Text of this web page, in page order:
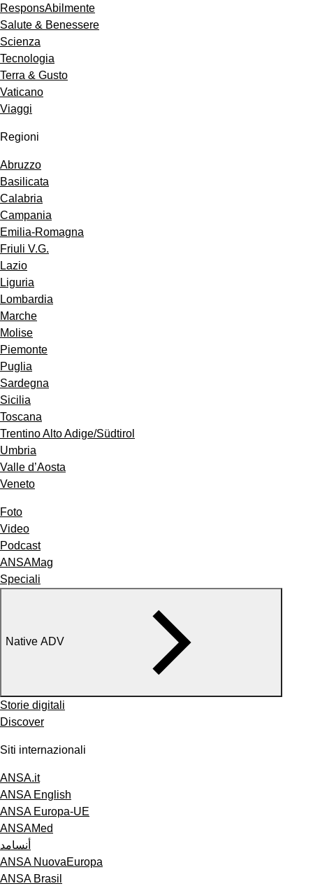
ResponsAbilmente
Salute & Benessere
Scienza
Tecnologia
Terra & Gusto
Vaticano
Viaggi
Regioni
Abruzzo
Basilicata
Calabria
Campania
Emilia-Romagna
Friuli V.G.
Lazio
Liguria
Lombardia
Marche
Molise
Piemonte
Puglia
Sardegna
Sicilia
Toscana
Trentino Alto Adige/Südtirol
Umbria
Valle d’Aosta
Veneto
Foto
Video
Podcast
ANSAMag
Speciali
Native ADV
Storie digitali
Discover
Siti internazionali
ANSA.it
ANSA English
ANSA Europa-UE
ANSAMed
أنسامد
ANSA NuovaEuropa
ANSA Brasil